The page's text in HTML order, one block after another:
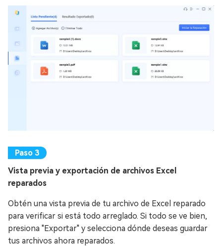
Vista previa y exportación de archivos Excel
reparados
Obtén una vista previa de tu archivo de Excel reparado
para verificar si está todo arreglado. Si todo se ve bien,
presiona "Exportar" y selecciona dónde deseas guardar
tus archivos ahora reparados.